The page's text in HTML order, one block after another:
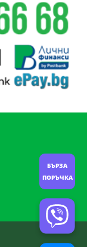
БЪРЗА
ПОРЪЧКА